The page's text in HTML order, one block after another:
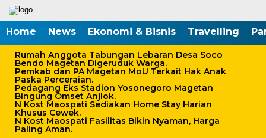
Home News Ekonomi & Bisnis Travelling
Rumah Anggota Tabungan Lebaran Desa Soco
Bendo Magetan Digeruduk Warga.
Pemkab dan PA Magetan MoU Terkait Hak Anak
Paska Perceraian.
Pedagang Eks Stadion Yosonegoro Magetan
Bingung Omset Anjlok.
N Kost Maospati Sediakan Home Stay Harian
Khusus Cewek.
N Kost Maospati Fasilitas Bikin Nyaman, Harga
Paling Aman.
Home /